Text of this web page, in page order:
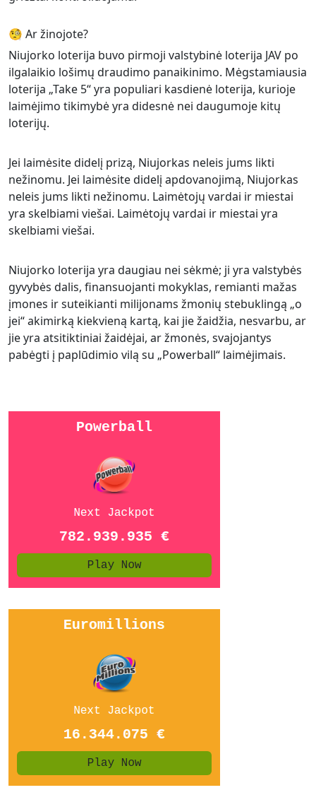
🧐 Ar žinojote?
Niujorko loterija buvo pirmoji valstybinė loterija JAV po
ilgalaikio lošimų draudimo panaikinimo. Mėgstamiausia
loterija „Take 5“ yra populiari kasdienė loterija, kurioje
laimėjimo tikimybė yra didesnė nei daugumoje kitų
loterijų.
Jei laimėsite didelį prizą, Niujorkas neleis jums likti
nežinomu. Jei laimėsite didelį apdovanojimą, Niujorkas
neleis jums likti nežinomu. Laimėtojų vardai ir miestai
yra skelbiami viešai. Laimėtojų vardai ir miestai yra
skelbiami viešai.
Niujorko loterija yra daugiau nei sėkmė; ji yra valstybės
gyvybės dalis, finansuojanti mokyklas, remianti mažas
įmones ir suteikianti milijonams žmonių stebuklingą „o
jei“ akimirką kiekvieną kartą, kai jie žaidžia, nesvarbu, ar
jie yra atsitiktiniai žaidėjai, ar žmonės, svajojantys
pabėgti į paplūdimio vilą su „Powerball“ laimėjimais.